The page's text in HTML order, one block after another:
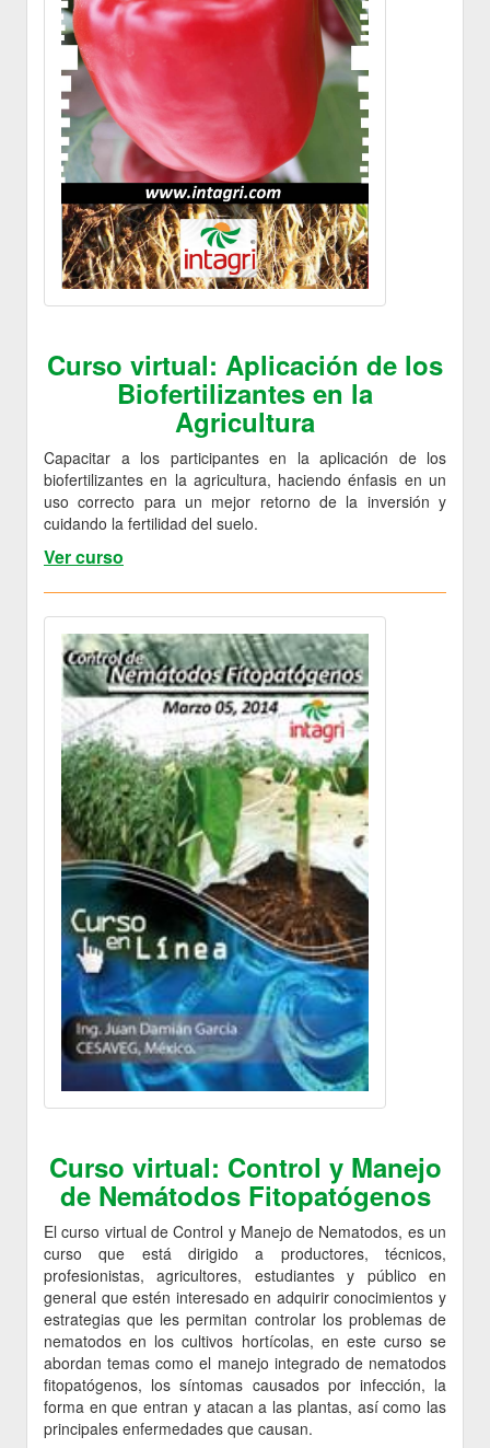
Curso virtual: Aplicación de los
Biofertilizantes en la
Agricultura
Capacitar a los participantes en la aplicación de los
biofertilizantes en la agricultura, haciendo énfasis en un
uso correcto para un mejor retorno de la inversión y
cuidando la fertilidad del suelo.
Ver curso
Curso virtual: Control y Manejo
de Nemátodos Fitopatógenos
El curso virtual de Control y Manejo de Nematodos, es un
curso que está dirigido a productores, técnicos,
profesionistas, agricultores, estudiantes y público en
general que estén interesado en adquirir conocimientos y
estrategias que les permitan controlar los problemas de
nematodos en los cultivos hortícolas, en este curso se
abordan temas como el manejo integrado de nematodos
fitopatógenos, los síntomas causados por infección, la
forma en que entran y atacan a las plantas, así como las
principales enfermedades que causan.